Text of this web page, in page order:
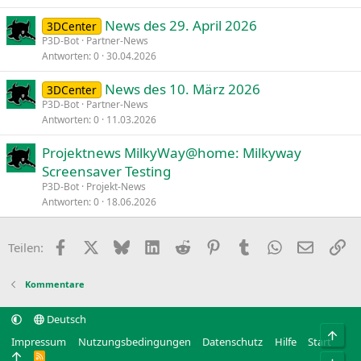
3DCenter News des 29. April 2026
P3D-Bot Partner-News
Antworten 0 30.04.2026
3DCenter News des 10. März 2026
P3D-Bot Partner-News
Antworten 0 11.03.2026
Projektnews MilkyWay@home: Milkyway
Screensaver Testing
P3D-Bot Projekt-News
Antworten 0 18.06.2026
Teilen: Facebook BlueskyLinkedIn
Reddit PinterestTumblr WhatsApp
E-Mail
Kommentare
Deutsch
Impressum
Nutzungsbedingungen Datenschutz Hilfe Start
R